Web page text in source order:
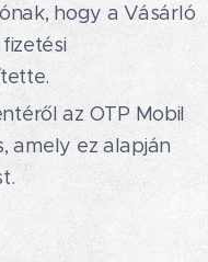
hogy a Vásárló
az OTP Mobil
amely ez alapján